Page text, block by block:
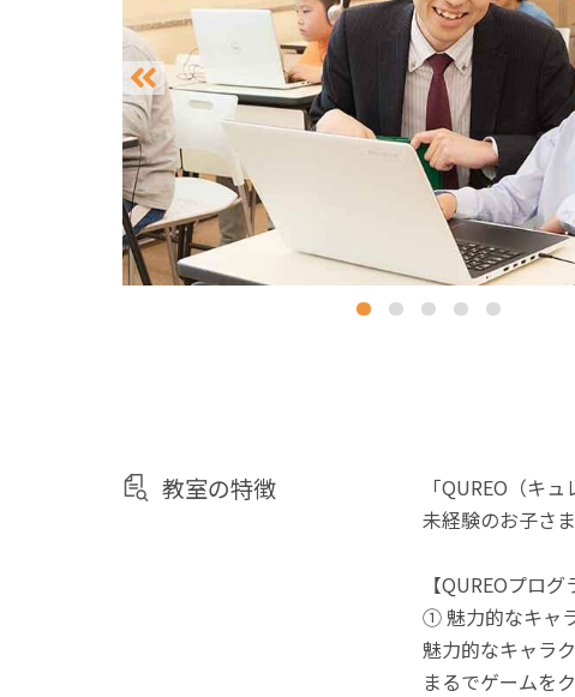
教室の特徴
「QUREO（キ
未経験のお子さ
【QUREOプロ
① 魅力的なキャ
魅力的なキャラ
まるでゲームを